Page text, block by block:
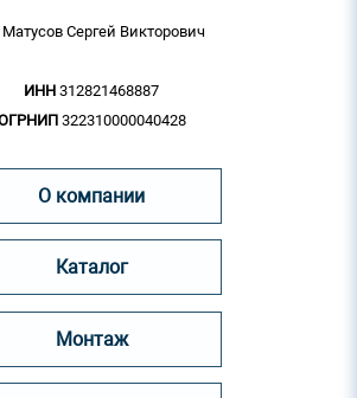
Сергей Викторович
ИНН 312821468887
322310000040428
О компании
Каталог
Монтаж